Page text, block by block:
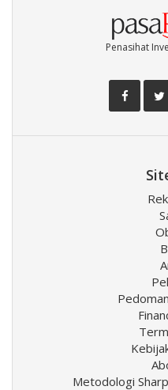
Penasihat
Metodologi